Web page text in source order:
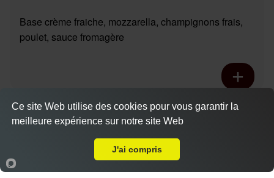
Base crème fraiche, mozzarella, champignons frais,
poulet, sauce fromagère
Pizza chicken boursin base
crème medium
Accueil Panier Compte
Actuellement fermé
Ce site Web utilise des cookies pour vous garantir la
meilleure expérience sur notre site Web
J'ai compris